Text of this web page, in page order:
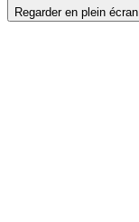
Regarder en plein écran